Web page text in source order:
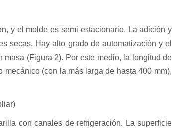
y el molde es semi-estacionario. La adición y
secas. Hay alto grado de automatización y el
(Figura 2). Por este medio, la longitud de
(con la más larga de hasta 400 mm),
con canales de refrigeración. La superficie